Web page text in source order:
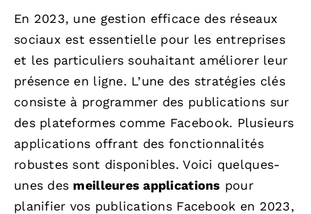
En 2023, une gestion efficace des réseaux
sociaux est essentielle pour les entreprises
et les particuliers souhaitant améliorer leur
présence en ligne. L’une des stratégies clés
consiste à programmer des publications sur
des plateformes comme Facebook. Plusieurs
applications offrant des fonctionnalités
robustes sont disponibles. Voici quelques-
unes des meilleures applications pour
planifier vos publications Facebook en 2023,